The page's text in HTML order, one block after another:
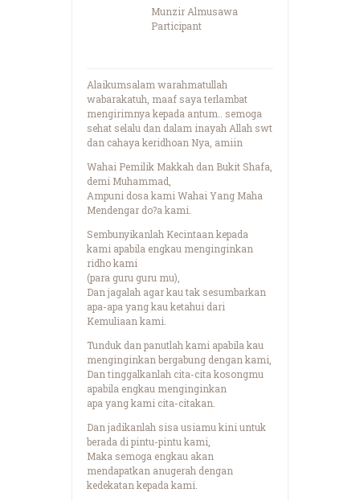
Munzir Almusawa
Participant
Alaikumsalam warahmatullah
wabarakatuh, maaf saya terlambat
mengirimnya kepada antum.. semoga
sehat selalu dan dalam inayah Allah swt
dan cahaya keridhoan Nya, amiin
Wahai Pemilik Makkah dan Bukit Shafa,
demi Muhammad,
Ampuni dosa kami Wahai Yang Maha
Mendengar do?a kami.
Sembunyikanlah Kecintaan kepada
kami apabila engkau menginginkan
ridho kami
(para guru guru mu),
Dan jagalah agar kau tak sesumbarkan
apa-apa yang kau ketahui dari
Kemuliaan kami.
Tunduk dan panutlah kami apabila kau
menginginkan bergabung dengan kami,
Dan tinggalkanlah cita-cita kosongmu
apabila engkau menginginkan
apa yang kami cita-citakan.
Dan jadikanlah sisa usiamu kini untuk
berada di pintu-pintu kami,
Maka semoga engkau akan
mendapatkan anugerah dengan
kedekatan kepada kami.